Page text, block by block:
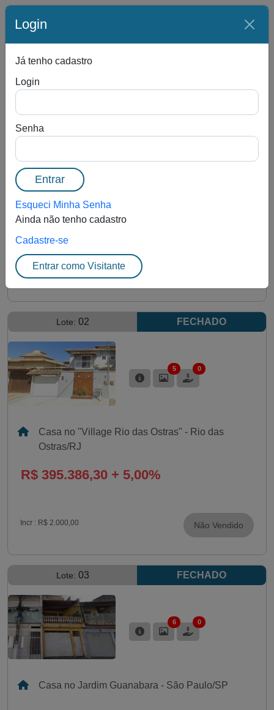
5 0
Apartamento no "Edifício Sonhar VI" - Nova
Atibaia - Atibaia/SP
R$ 195.859,37 + 5,00%
Incr :R$ 2.000,00
Lote: 02 FECHADO
5 0
Casa no "Village Rio das Ostras" - Rio das
Ostras/RJ
R$ 395.386,30 + 5,00%
Incr : R$ 2.000,00 Não Vendido
Lote: 03 FECHADO
6 0
Casa no Jardim Guanabara - São Paulo/SP
Login
Já tenho cadastro
Login
Senha
Entrar
Esqueci Minha Senha
Ainda não tenho cadastro
Cadastre-se
Entrar como Visitante